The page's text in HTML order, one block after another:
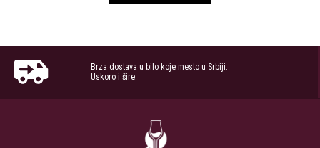
Brza dostava u bilo koje mesto u Srbiji.
Uskoro i šire.